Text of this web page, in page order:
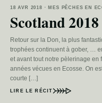
18 AVR 2018 · MES PÊCHES EN
Scotland 2018
Retour sur la Don, la plus
trophées continuent à gober, …
et avant tout notre pèlerinage
années vécues en Ecosse. On
courte […]
LIRE LE RÉCIT